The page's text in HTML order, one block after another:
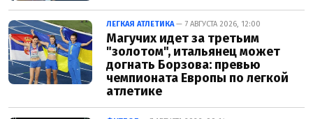
ЛЕГКАЯ АТЛЕТИКА— 7 АВГУСТА 2026, 12:00
Магучих идет за третьим
"золотом", итальянец может
догнать Борзова: превью
чемпионата Европы по легкой
атлетике